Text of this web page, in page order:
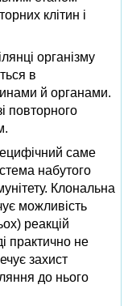
клітин і
організму
в
й органами.
повторного
саме
набутого
Клональна
можливість
реакцій
практично не
захист
до нього